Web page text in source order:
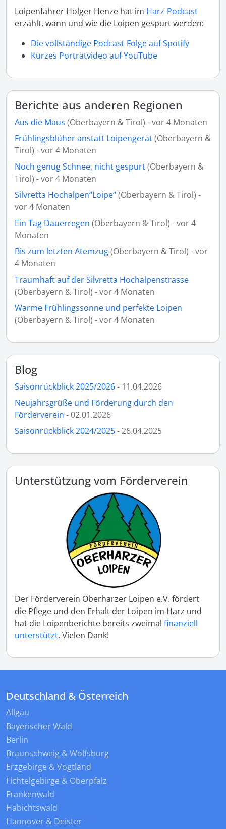
Loipenfahrer Holger Henze hat im Harz-Podcast
erzählt, wann und wie die Loipen gespurt werden:
Die vollständige Podcast-Folge auf Spotify
Kurzes Porträtvideo auf YouTube
Berichte aus anderen Regionen
Aus die Maus (Oberbayern & Tirol) - vor 4 Monaten
Frühlingsblüher anstatt Loipengerät(Oberbayern &
Tirol) - vor 4 Monaten
Noch genug Schnee, nicht gespurt(Oberbayern &
Tirol) - vor 4 Monaten
Silvretta Hochalpen“Loipe“(Oberbayern & Tirol) -
vor 4 Monaten
Ein Tag Dauerregen (Oberbayern & Tirol) - vor 4
Monaten
Bis zum letzten Atemzug(Oberbayern & Tirol) - vor
4 Monaten
Traumhaft auf der Silvretta Hochalpenstrasse
(Oberbayern & Tirol) - vor 4 Monaten
Warme Frühlingssonne und perfekte Loipen
(Oberbayern & Tirol) - vor 4 Monaten
Blog
Saisonrückblick 2025/2026- 11.04.2026
Neujahrsgrüße und Förderung durch den
Förderverein - 02.01.2026
Saisonrückblick 2024/2025- 26.04.2025
Unterstützung vom Förderverein
Der Förderverein Oberharzer Loipen e.V. fördert
die Pflege und den Erhalt der Loipen im Harz und
hat die Loipenberichte bereits zweimal finanziell
unterstützt. Vielen Dank!
Deutschland & Österreich
Allgäu
Bayerischer Wald
Berlin
Braunschweig & Wolfsburg
Erzgebirge & Vogtland
Fichtelgebirge & Oberpfalz
Frankenwald
Habichtswald
Hannover & Deister